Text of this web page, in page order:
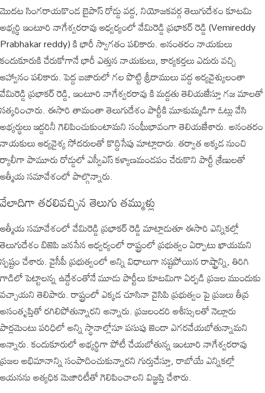
మొదట సింగరాయకొండ బైపాస్ రోడ్డు వద్ద, నియోజకవర్గ తెలుగుదేశం కూటమి
అభ్యర్థి ఇంటూరి నాగేశ్వరరావు ఆధ్వర్యంలో వేమిరెడ్డి ప్రభాకర్ రెడ్డి (Vemireddy
Prabhakar reddy) కి భారీ స్వాగతం పలికారు. అనంతరం నాయకులు
కందుకూరుకి చేరుకోగానే భారీ ఎత్తున నాయకులు, కార్యకర్తలు ఎదురు వచ్చి
ఆహ్వానం పలికారు. పెద్ద బజారులో గల పొట్టి శ్రీరాములు వద్ద ఆర్యవైశ్యులంతా
వేమిరెడ్డి ప్రభాకర్ రెడ్డి, ఇంటూరి నాగేశ్వరరావు కి మద్దతు తెలియజేస్తూ గజ మాలతో
సత్కరించారు. ఈసారి తామంతా తెలుగుదేశం పార్టీకి మూకుమ్మడిగా ఓట్లు వేసి
అభ్యర్థులు ఇద్దరినీ గెలిపించుకుంటామని సంఘీభావంగా తెలియజేశారు. అనంతరం
నాయకులు ఆర్యవైశ్య సోదరులతో కొద్దిసేపు మాట్లాడారు. తర్వాత అక్కడ నుంచి
ర్యాలీగా పామూరు రోడ్డులో ఎస్వీఎస్ కళ్యాణమండపం చేరుకొని పార్టీ శ్రేణులతో
ఆత్మీయ సమావేశంలో పాల్గొన్నారు.
వేలాదిగా తరలివచ్చిన తెలుగు తమ్ముళ్లు
ఆత్మీయ సమావేశంలో వేమిరెడ్డి ప్రభాకర్ రెడ్డి మాట్లాడుతూ ఈసారి ఎన్నికల్లో
తెలుగుదేశం బిజెపి జనసేన ఆధ్వర్యంలో రాష్ట్రంలో ప్రభుత్వం ఏర్పాటు ఖాయమని
స్పష్టం చేశారు. వైసీపీ ప్రభుత్వంలో అన్ని విధాలుగా నష్టపోయిన రాష్ట్రాన్ని, తిరిగి
గాడిలో పెట్టాలన్న ఉద్దేశంతోనే మూడు పార్టీలు కూటమిగా ఏర్పడి ప్రజల ముందుకు
వచ్చాయని తెలిపారు. రాష్ట్రంలో ఎక్కడ చూసినా వైసిపి ప్రభుత్వం పై ప్రజలు తీవ్ర
అసంతృప్తితో రగిలిపోతున్నారని అన్నారు. ప్రజలందరి ఆశీస్సులతో నెల్లూరు
పార్లమెంటు పరిధిలో అన్ని స్థానాల్లోనూ పసుపు జెండా ఎగరవేయబోతున్నామని
అన్నారు. కందుకూరులో అభ్యర్థిగా పోటీ చేయబోతున్న ఇంటూరి నాగేశ్వరరావు
ప్రజల అభిమానాన్ని సంపాదించుకున్నారని గుర్తుచేస్తూ, రాబోయే ఎన్నికల్లో
ఆయనను అత్యధిక మెజారిటీతో గెలిపించాలని విజ్ఞప్తి చేశారు.